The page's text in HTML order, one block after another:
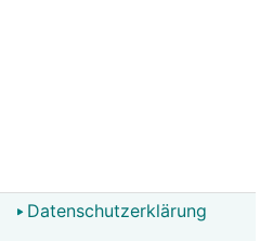
Datenschutzerklärung